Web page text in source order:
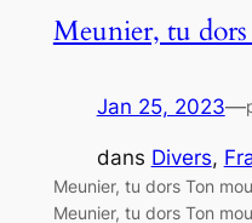
Meunier, tu dors
Jan 25, 2023—
dans Divers,
Meunier, tu dors Ton
Meunier, tu dors Ton